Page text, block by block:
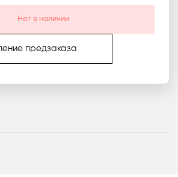
Нет в наличии
предзаказа